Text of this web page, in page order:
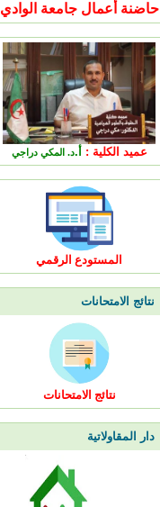
حاضنة أعمال جامعة الوادي
عميد الكلية : أ.د. المكي دراجي
المستودع الرقمي
نتائج الامتحانات
نتائج الامتحانات
دار المقاولاتية